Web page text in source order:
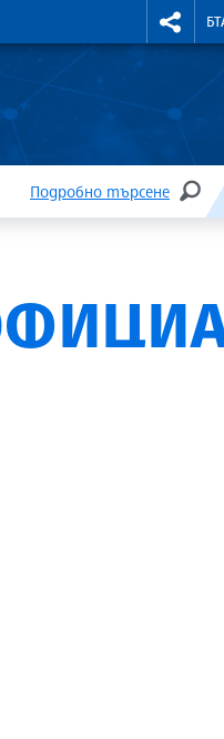
КУРСОВЕ
Подробно търсене